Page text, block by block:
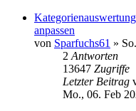
anpassen
von Sparfuchs61 »
2 Antworten
13647 Zugriffe
Letzter Beitrag
Mo., 06. Feb